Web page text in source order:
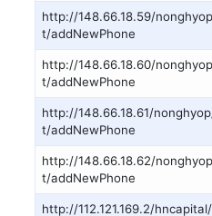
http://148.66.18.59/
t/addNewPhone
http://148.66.18.60/
t/addNewPhone
http://148.66.18.61/
t/addNewPhone
http://148.66.18.62/
t/addNewPhone
http://112.121.169.2/